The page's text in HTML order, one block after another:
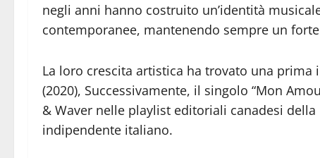
negli anni hanno costruito un’identità
contemporanee, mantenendo sempre un
La loro crescita artistica ha trovato una prima
(2020), Successivamente, il singolo “Mon
& Waver nelle playlist editoriali canadesi
indipendente italiano.